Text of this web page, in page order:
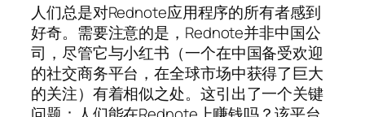
人们总是对Rednote应用程序的所有者感到
好奇。需要注意的是，Rednote并非中国公
司，尽管它与小红书（一个在中国备受欢迎
的社交商务平台，在全球市场中获得了巨大
的关注）有着相似之处。这引出了一个关键